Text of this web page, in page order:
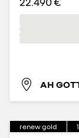
AH
renew gold